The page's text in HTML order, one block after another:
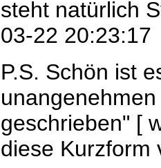
steht natürlich
03-22 20:23:17
P.S. Schön ist
geschrieben" [
diese Kurzform